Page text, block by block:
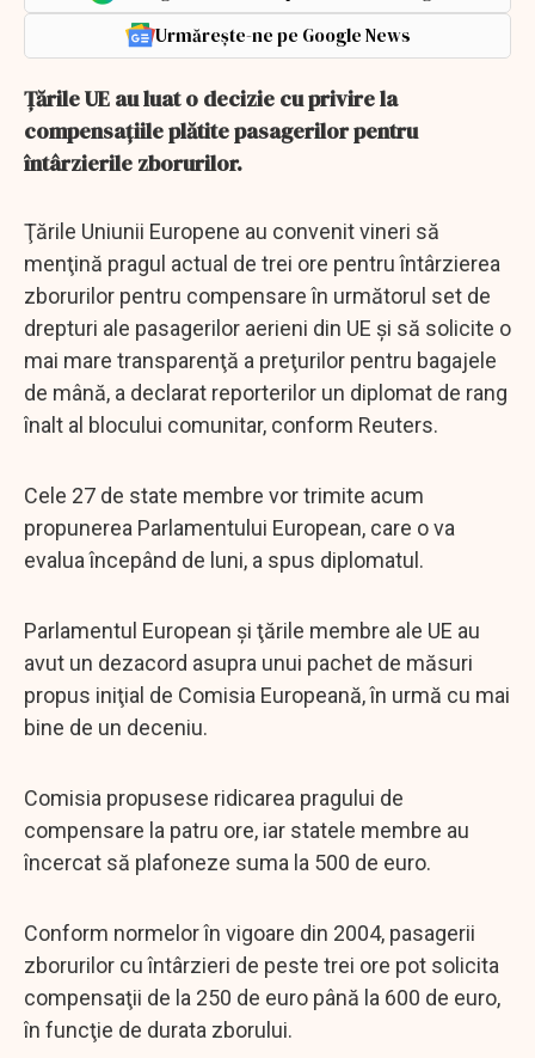
Urmărește-ne pe Google News
Ţările UE au luat o decizie cu privire la
compensaţiile plătite pasagerilor pentru
întârzierile zborurilor.
Ţările Uniunii Europene au convenit vineri să
menţină pragul actual de trei ore pentru întârzierea
zborurilor pentru compensare în următorul set de
drepturi ale pasagerilor aerieni din UE şi să solicite o
mai mare transparenţă a preţurilor pentru bagajele
de mână, a declarat reporterilor un diplomat de rang
înalt al blocului comunitar, conform Reuters.
Cele 27 de state membre vor trimite acum
propunerea Parlamentului European, care o va
evalua începând de luni, a spus diplomatul.
Parlamentul European şi ţările membre ale UE au
avut un dezacord asupra unui pachet de măsuri
propus iniţial de Comisia Europeană, în urmă cu mai
bine de un deceniu.
Comisia propusese ridicarea pragului de
compensare la patru ore, iar statele membre au
încercat să plafoneze suma la 500 de euro.
Conform normelor în vigoare din 2004, pasagerii
zborurilor cu întârzieri de peste trei ore pot solicita
compensaţii de la 250 de euro până la 600 de euro,
în funcţie de durata zborului.